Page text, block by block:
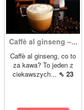
Caffè al ginseng –...
Caffè al ginseng, co to
za kawa? To jeden z
ciekawszych... ⇖ 23